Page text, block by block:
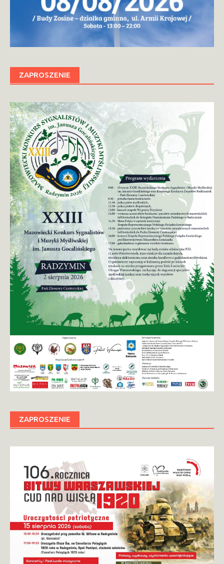
ZAPROSZENIE
ZAPROSZENIE